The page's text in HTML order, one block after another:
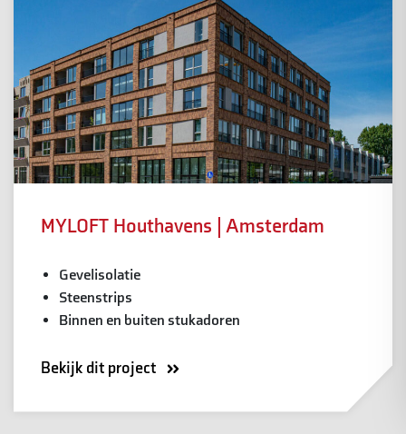
MYLOFT Houthavens | Amsterdam
Gevelisolatie
Steenstrips
Binnen en buiten stukadoren
Bekijk dit project